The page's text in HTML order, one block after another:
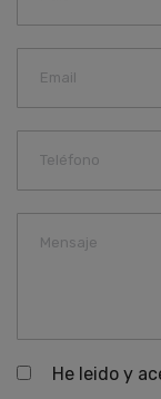
He leido y